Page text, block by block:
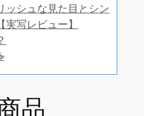
ッシュな見た目とシン
写レビュー】
品